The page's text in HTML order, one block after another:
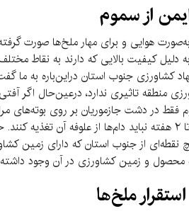
از سموم
هوایی و برای مهار ملخ‌ها صورت
کیفیت بالایی که دارند به نقاط
کشاورزی جنوب استان دراین‌باره به ما
منطقه تاثیری ندارد، درعین‌حال اگر
فقط در دشت جازموریان بر روی
از جنوب استان که دارای زمین
و زمین کشاورزی در آن وجود
ملخ‌ها